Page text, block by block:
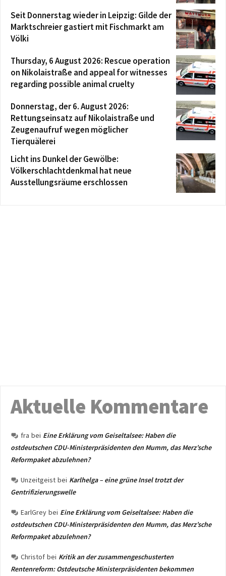
Seit Donnerstag wieder in Leipzig: Gilde der
Marktschreier gastiert mit Fischmarkt am
Völki
Thursday, 6 August 2026: Rescue operation
on Nikolaistraße and appeal for witnesses
regarding possible animal cruelty
Donnerstag, der 6. August 2026:
Rettungseinsatz auf Nikolaistraße und
Zeugenaufruf wegen möglicher
Tierquälerei
Licht ins Dunkel der Gewölbe:
Völkerschlachtdenkmal hat neue
Ausstellungsräume erschlossen
Aktuelle Kommentare
fra bei Eine Erklärung vom Geiseltalsee: Haben die
ostdeutschen CDU-Ministerpräsidenten den Mumm, das Merz’sche
Reformpaket abzulehnen?
Unzeitgeist bei Karlhelga – eine grüne Insel trotzt der
Gentrifizierungswelle
EarlGrey bei Eine Erklärung vom Geiseltalsee: Haben die
ostdeutschen CDU-Ministerpräsidenten den Mumm, das Merz’sche
Reformpaket abzulehnen?
Christof bei Kritik an der zusammengeschusterten
Rentenreform: Ostdeutsche Ministerpräsidenten bekommen